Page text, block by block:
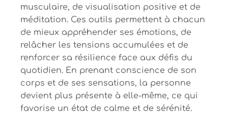
musculaire, de visualisation positive et de
méditation. Ces outils permettent à chacun
de mieux appréhender ses émotions, de
relâcher les tensions accumulées et de
renforcer sa résilience face aux défis du
quotidien. En prenant conscience de son
corps et de ses sensations, la personne
devient plus présente à elle-même, ce qui
favorise un état de calme et de sérénité.